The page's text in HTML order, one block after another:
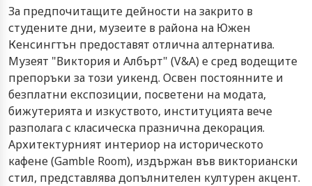
За предпочитащите дейности на закрито в
студените дни, музеите в района на Южен
Кенсингтън предоставят отлична алтернатива.
Музеят "Виктория и Албърт" (V&A) е сред водещите
препоръки за този уикенд. Освен постоянните и
безплатни експозиции, посветени на модата,
бижутерията и изкуството, институцията вече
разполага с класическа празнична декорация.
Архитектурният интериор на историческото
кафене (Gamble Room), издържан във викториански
стил, представлява допълнителен културен акцент.